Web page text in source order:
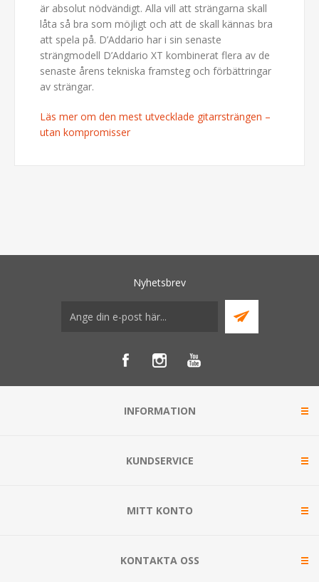
är absolut nödvändigt. Alla vill att strängarna skall
låta så bra som möjligt och att de skall kännas bra
att spela på. D’Addario har i sin senaste
strängmodell D’Addario XT kombinerat flera av de
senaste årens tekniska framsteg och förbättringar
av strängar.
Läs mer om den mest utvecklade gitarrsträngen –
utan kompromisser
Nyhetsbrev
INFORMATION
KUNDSERVICE
MITT KONTO
KONTAKTA OSS